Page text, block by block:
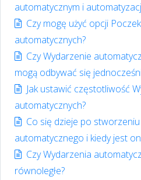
automatycznym i
Czy mogę użyć opcji
automatycznych?
Czy Wydarzenie
mogą odbywać się
Jak ustawić częstotliwość
automatycznych?
Co się dzieje po
automatycznego i kiedy jest
Czy Wydarzenia
równoległe?